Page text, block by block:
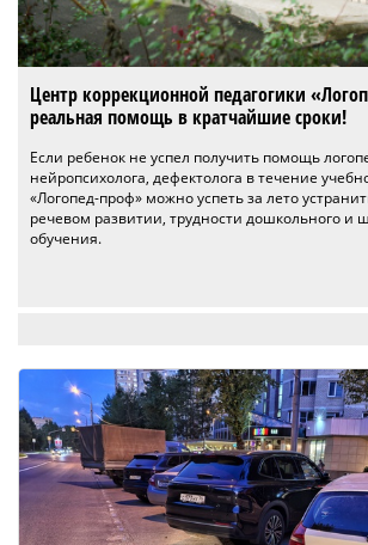
Центр коррекционной педагогики
реальная помощь в кратчайшие сроки!
Если ребенок не успел получить помощь
нейропсихолога, дефектолога в течение
«Логопед-проф» можно успеть за лето
речевом развитии, трудности дошкольного и
обучения.